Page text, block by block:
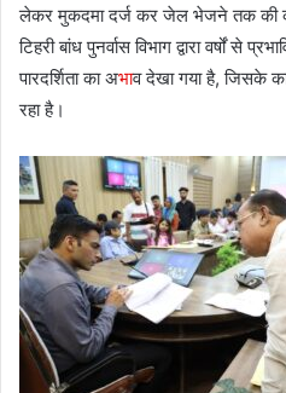
लेकर मुकदमा दर्ज कर जेल भेजने तक की
टिहरी बांध पुनर्वास विभाग द्वारा वर्षों से
पारदर्शिता का अभाव देखा गया है, जिसके
रहा है।